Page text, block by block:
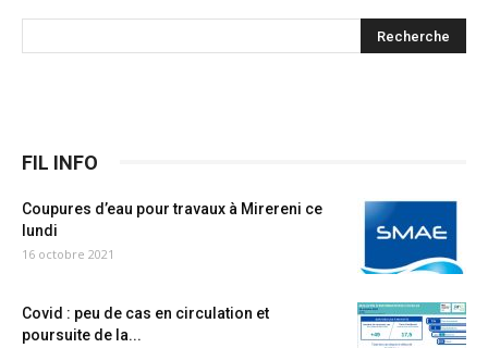
FIL INFO
Coupures d’eau pour travaux à Mirereni ce
lundi
16 octobre 2021
Covid : peu de cas en circulation et
poursuite de la...